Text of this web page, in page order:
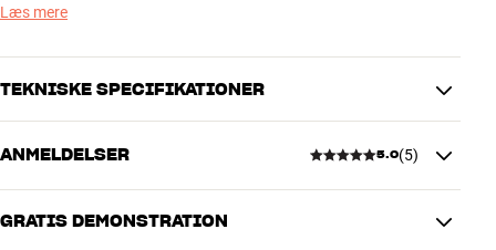
designet og har en stabil base med fire justerbare fødder på
samle, og du kan på diskret vis føre strømkablet til højtaleren op
langs den elegante metalsøjle.
i flere farver, som matcher din Sonos højtaler.
Læs mere
TEKNISKE SPECIFIKATIONER
YDELSE
Forlængerkabel inkluderet Nej
ANMELDELSER 5.0(5)
GRATIS DEMONSTRATION